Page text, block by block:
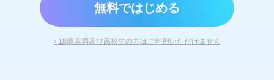
無料ではじめる
› 18歳未満及び高校生の方はご利用いただけません